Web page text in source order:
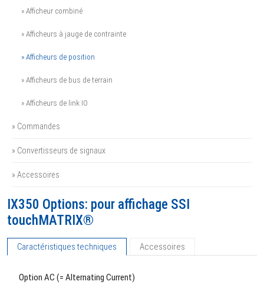
» Afficheur combiné
» Afficheurs à jauge de contrainte
» Afficheurs de position
» Afficheurs de bus de terrain
» Afficheurs de link IO
» Commandes
» Convertisseurs de signaux
» Accessoires
IX350 Options: pour affichage SSI
touchMATRIX®
Caractéristiques techniques Accessoires
Option AC (= Alternating Current)